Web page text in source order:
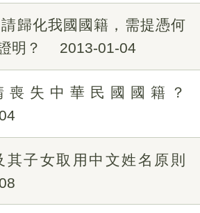
歸化我國國籍，需提憑何
明？
2013-01-04
喪失中華民國國籍？
其子女取用中文姓名原則